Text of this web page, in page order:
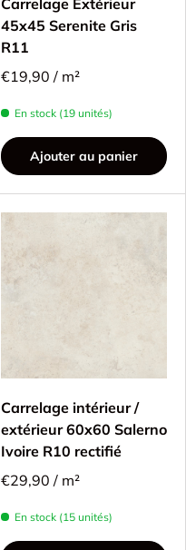
45x45 Serenite Gris
R11
€19,90 / m²
En stock (19 unités)
Ajouter au panier
Carrelage intérieur /
extérieur 60x60 Salerno
Ivoire R10 rectifié
€29,90 / m²
En stock (15 unités)